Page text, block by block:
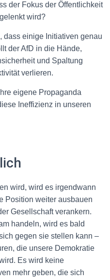
der Fokus der Öffentlichkeit
wird?
dass einige Initiativen genau
der AfD in die Hände,
und Spaltung
verlieren.
eigene Propaganda
Ineffizienz in unseren
wird, wird es irgendwann
Position weiter ausbauen
Gesellschaft verankern.
handeln, wird es bald
gegen sie stellen kann –
die unsere Demokratie
Es wird keine
mehr geben, die sich